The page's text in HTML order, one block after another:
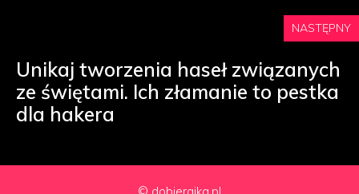
NASTĘPNY
Unikaj tworzenia haseł związanych
ze świętami. Ich złamanie to pestka
dla hakera
© dobierajka.pl